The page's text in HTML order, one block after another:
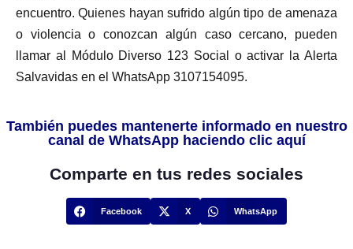
encuentro. Quienes hayan sufrido algún tipo de amenaza
o violencia o conozcan algún caso cercano, pueden
llamar al Módulo Diverso 123 Social o activar la Alerta
Salvavidas en el WhatsApp 3107154095.
También puedes mantenerte informado en nuestro
canal de WhatsApp haciendo clic aquí
Comparte en tus redes sociales
Facebook X WhatsApp